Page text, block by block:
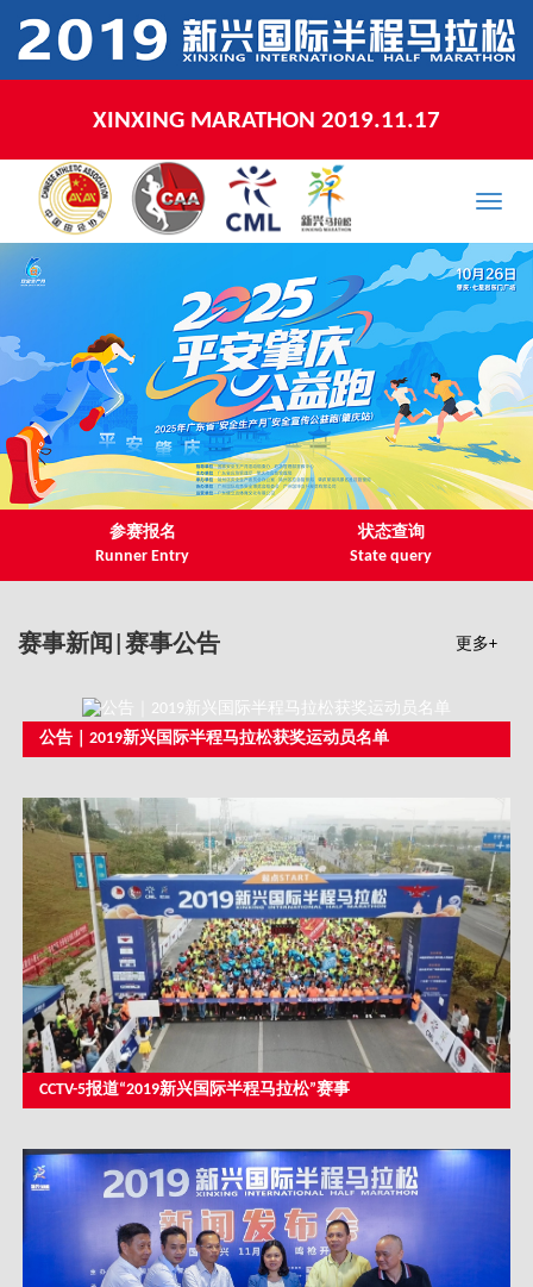
新兴国际半程马拉松 2019.11.17
XINXING MARATHON 2019.11.17
Toggle
参赛报名
Runner Entry
状态查询
State query
赛事新闻|赛事公告 更多+
公告｜2019新兴国际半程马拉松获奖运动员名单
CCTV-5报道“2019新兴国际半程马拉松”赛事